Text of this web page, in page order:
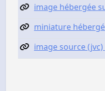
image hébergée
miniature
image source (jvc)